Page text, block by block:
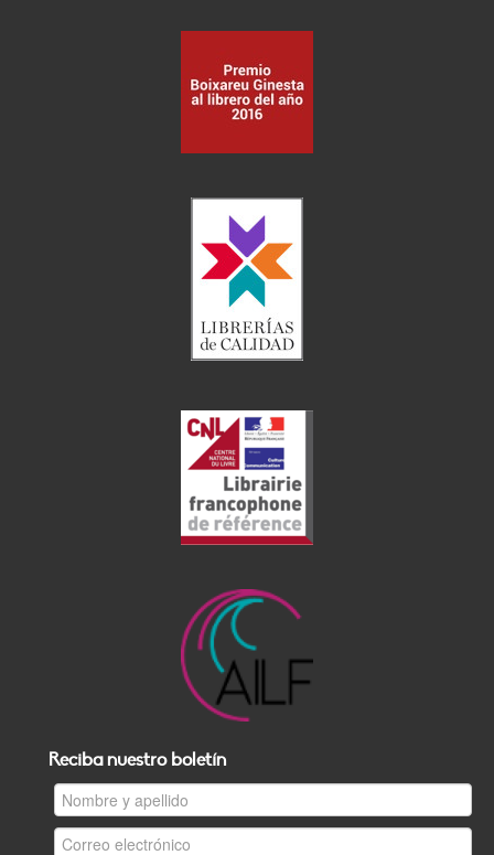
Reciba nuestro boletín